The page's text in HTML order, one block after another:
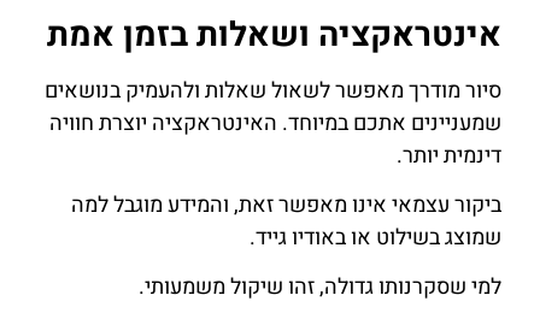
אינטראקציה ושאלות בזמן אמת
סיור מודרך מאפשר לשאול שאלות ולהעמיק בנושאים
שמעניינים אתכם במיוחד. האינטראקציה יוצרת חוויה
דינמית יותר.
ביקור עצמאי אינו מאפשר זאת, והמידע מוגבל למה
שמוצג בשילוט או באודיו גייד.
למי שסקרנותו גדולה, זהו שיקול משמעותי.